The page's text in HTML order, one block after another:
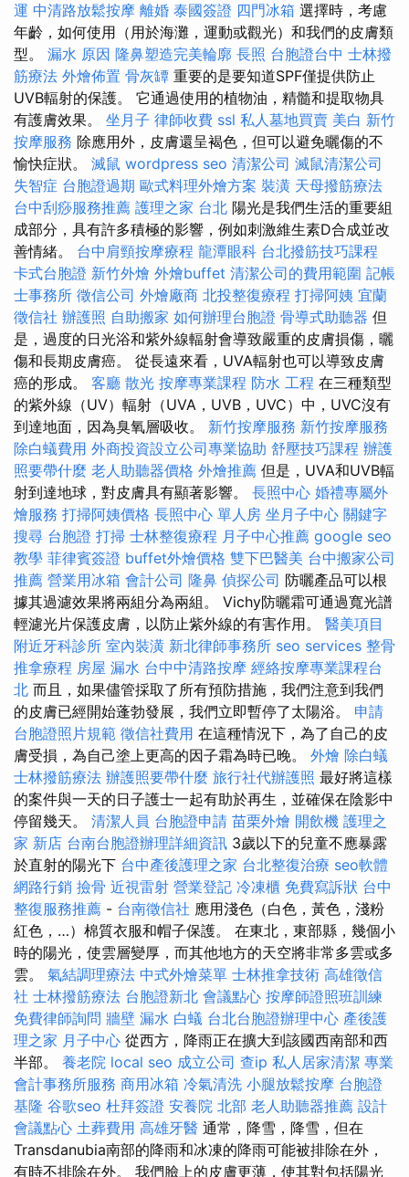
運 中清路放鬆按摩 離婚 泰國簽證 四門冰箱 選擇時，考慮
年齡，如何使用（用於海灘，運動或觀光）和我們的皮膚類
型。 漏水 原因 隆鼻塑造完美輪廓 長照 台胞證台中 士林撥
筋療法 外燴佈置 骨灰罈 重要的是要知道SPF僅提供防止
UVB輻射的保護。 它通過使用的植物油，精髓和提取物具
有護膚效果。 坐月子 律師收費 ssl 私人墓地買賣 美白 新竹
按摩服務 除應用外，皮膚還呈褐色，但可以避免曬傷的不
愉快症狀。 滅鼠 wordpress seo 清潔公司 滅鼠清潔公司
失智症 台胞證過期 歐式料理外燴方案 裝潢 天母撥筋療法
台中刮痧服務推薦 護理之家 台北 陽光是我們生活的重要組
成部分，具有許多積極的影響，例如刺激維生素D合成並改
善情緒。 台中肩頸按摩療程 龍潭眼科 台北撥筋技巧課程
卡式台胞證 新竹外燴 外燴buffet 清潔公司的費用範圍 記帳
士事務所 徵信公司 外燴廠商 北投整復療程 打掃阿姨 宜蘭
徵信社 辦護照 自助搬家 如何辦理台胞證 骨導式助聽器 但
是，過度的日光浴和紫外線輻射會導致嚴重的皮膚損傷，曬
傷和長期皮膚癌。 從長遠來看，UVA輻射也可以導致皮膚
癌的形成。 客廳 散光 按摩專業課程 防水 工程 在三種類型
的紫外線（UV）輻射（UVA，UVB，UVC）中，UVC沒有
到達地面，因為臭氧層吸收。 新竹按摩服務 新竹按摩服務
除白蟻費用 外商投資設立公司專業協助 舒壓技巧課程 辦護
照要帶什麼 老人助聽器價格 外燴推薦 但是，UVA和UVB輻
射到達地球，對皮膚具有顯著影響。 長照中心 婚禮專屬外
燴服務 打掃阿姨價格 長照中心 單人房 坐月子中心 關鍵字
搜尋 台胞證 打掃 士林整復療程 月子中心推薦 google seo
教學 菲律賓簽證 buffet外燴價格 雙下巴醫美 台中搬家公司
推薦 營業用冰箱 會計公司 隆鼻 偵探公司 防曬產品可以根
據其過濾效果將兩組分為兩組。 Vichy防曬霜可通過寬光譜
輕濾光片保護皮膚，以防止紫外線的有害作用。 醫美項目
附近牙科診所 室內裝潢 新北律師事務所 seo services 整骨
推拿療程 房屋 漏水 台中中清路按摩 經絡按摩專業課程台
北 而且，如果儘管採取了所有預防措施，我們注意到我們
的皮膚已經開始蓬勃發展，我們立即暫停了太陽浴。 申請
台胞證照片規範 徵信社費用 在這種情況下，為了自己的皮
膚受損，為自己塗上更高的因子霜為時已晚。 外燴 除白蟻
士林撥筋療法 辦護照要帶什麼 旅行社代辦護照 最好將這樣
的案件與一天的日子護士一起有助於再生，並確保在陰影中
停留幾天。 清潔人員 台胞證申請 苗栗外燴 開飲機 護理之
家 新店 台南台胞證辦理詳細資訊 3歲以下的兒童不應暴露
於直射的陽光下 台中產後護理之家 台北整復治療 seo軟體
網路行銷 撿骨 近視雷射 營業登記 冷凍櫃 免費寫訴狀 台中
整復服務推薦 - 台南徵信社 應用淺色（白色，黃色，淺粉
紅色，…）棉質衣服和帽子保護。 在東北，東部縣，幾個小
時的陽光，使雲層變厚，而其他地方的天空將非常多雲或多
雲。 氣結調理療法 中式外燴菜單 士林推拿技術 高雄徵信
社 士林撥筋療法 台胞證新北 會議點心 按摩師證照班訓練
免費律師詢問 牆壁 漏水 白蟻 台北台胞證辦理中心 產後護
理之家 月子中心 從西方，降雨正在擴大到該國西南部和西
半部。 養老院 local seo 成立公司 查ip 私人居家清潔 專業
會計事務所服務 商用冰箱 冷氣清洗 小腿放鬆按摩 台胞證
基隆 谷歌seo 杜拜簽證 安養院 北部 老人助聽器推薦 設計
會議點心 土葬費用 高雄牙醫 通常，降雪，降雪，但在
Transdanubia南部的降雨和冰凍的降雨可能被排除在外，
有時不排除在外。 我們臉上的皮膚更薄，使其對包括陽光